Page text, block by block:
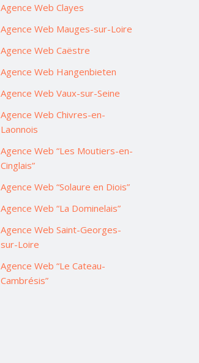
Agence Web Clayes
Agence Web Mauges-sur-Loire
Agence Web Caëstre
Agence Web Hangenbieten
Agence Web Vaux-sur-Seine
Agence Web Chivres-en-
Laonnois
Agence Web “Les Moutiers-en-
Cinglais”
Agence Web “Solaure en Diois”
Agence Web “La Dominelais”
Agence Web Saint-Georges-
sur-Loire
Agence Web “Le Cateau-
Cambrésis”